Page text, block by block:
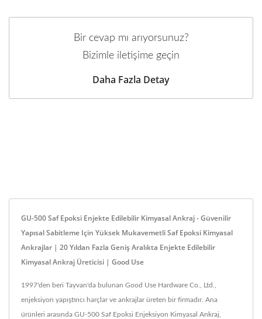
Bir cevap mı arıyorsunuz?
Bizimle iletişime geçin
Daha Fazla Detay
GU-500 Saf Epoksi Enjekte Edilebilir Kimyasal Ankraj - Güvenilir
Yapısal Sabitleme Için Yüksek Mukavemetli Saf Epoksi Kimyasal
Ankrajlar | 20 Yıldan Fazla Geniş Aralıkta Enjekte Edilebilir
Kimyasal Ankraj Üreticisi | Good Use
1997'den beri Tayvan'da bulunan Good Use Hardware Co., Ltd.,
enjeksiyon yapıştırıcı harçlar ve ankrajlar üreten bir firmadır. Ana
ürünleri arasında GU-500 Saf Epoksi Enjeksiyon Kimyasal Ankraj,